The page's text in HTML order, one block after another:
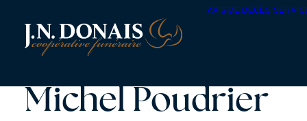
AVIS DE DÉCÈS
Michel Poudrier